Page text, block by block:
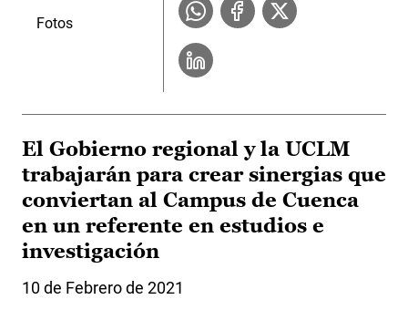
Fotos
El Gobierno regional y la UCLM
trabajarán para crear sinergias que
conviertan al Campus de Cuenca
en un referente en estudios e
investigación
10 de Febrero de 2021